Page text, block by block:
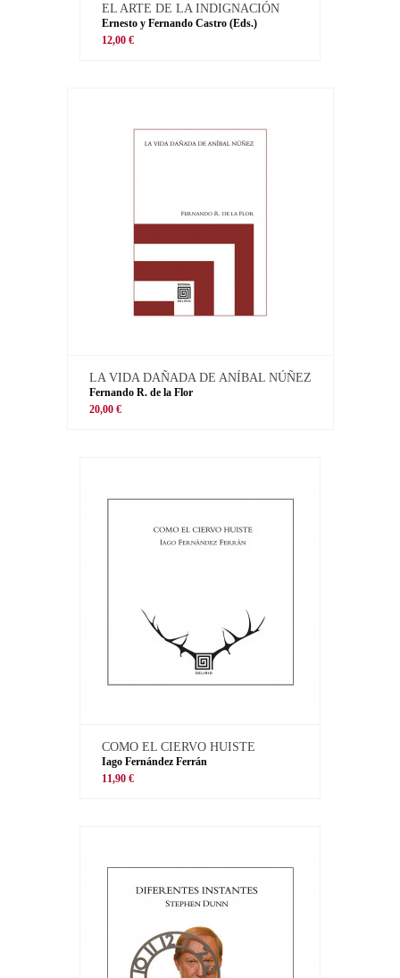
EL ARTE DE LA INDIGNACIÓN
Ernesto y Fernando Castro (Eds.)
12,00 €
LA VIDA DAÑADA DE ANÍBAL NÚÑEZ
Fernando R. de la Flor
20,00 €
COMO EL CIERVO HUISTE
Iago Fernández Ferrán
11,90 €